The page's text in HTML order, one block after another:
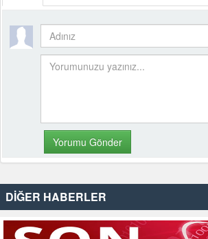
DİĞER HABERLER